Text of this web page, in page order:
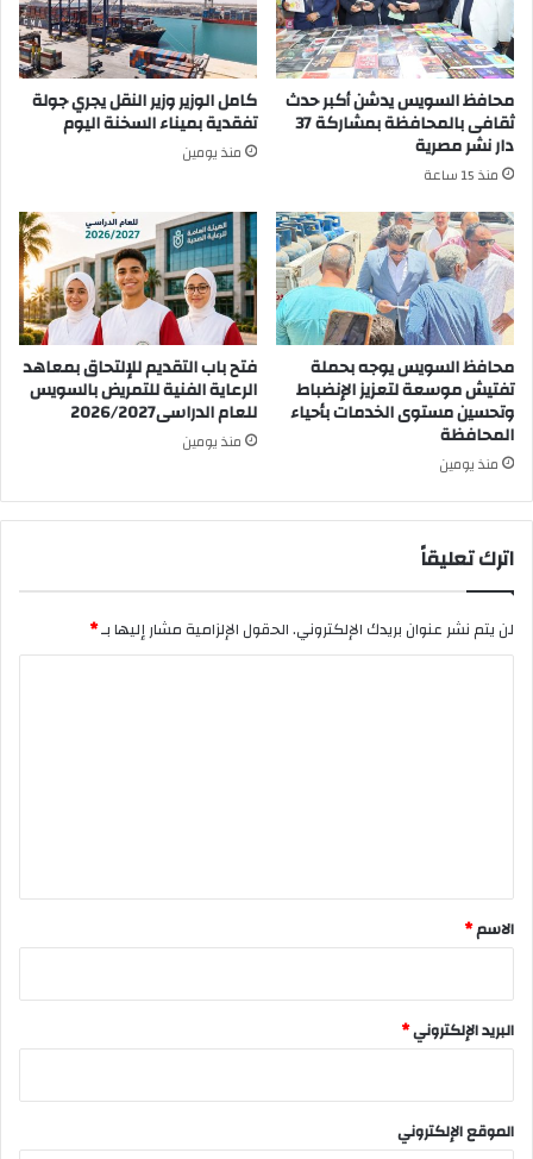
محافظ السويس يدشن أكبر حدث
ثقافى بالمحافظة بمشاركة 37
دار نشر مصرية
منذ 15 ساعة
كامل الوزير وزير النقل يجري جولة
تفقدية بميناء السخنة اليوم
منذ يومين
محافظ السويس يوجه بحملة
تفتيش موسعة لتعزيز الإنضباط
وتحسين مستوى الخدمات بأحياء
المحافظة
منذ يومين
فتح باب التقديم للإلتحاق بمعاهد
الرعاية الفنية للتمريض بالسويس
للعام الدراسى2026/2027
منذ يومين
اترك تعليقاً
لن يتم نشر عنوان بريدك الإلكتروني.الحقول الإلزامية مشار إليها بـ*
*
الاسم*
البريد الإلكتروني*
الموقع الإلكتروني